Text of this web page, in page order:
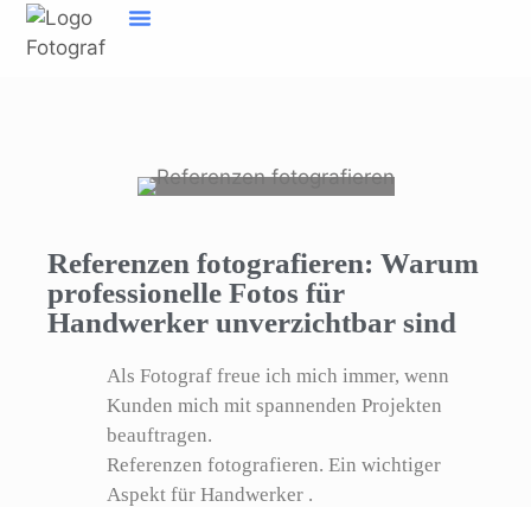
springen
Referenzen fotografieren: Warum
professionelle Fotos für
Handwerker unverzichtbar sind
Als Fotograf freue ich mich immer, wenn
Kunden mich mit spannenden Projekten
beauftragen.
Referenzen fotografieren. Ein wichtiger
Aspekt für Handwerker .